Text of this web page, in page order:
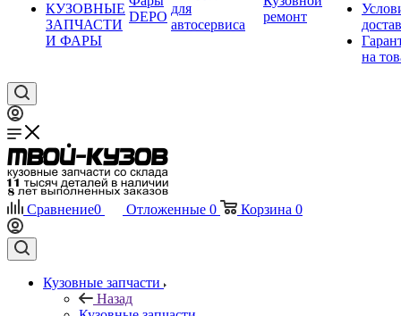
КУЗОВНЫЕ
ЗАПЧАСТИ
И ФАРЫ
DEPO
для
автосервиса
ремонт
на
Сравнение0 Отложенные 0 Корзина 0
Кузовные запчасти
Назад